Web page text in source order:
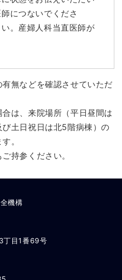
につないでくださ
。産婦人科当直医師が
無などを確認させていただ
は、来院場所（平日昼間は
土日祝日は北5階病棟）の
。
持参ください。
機構
丁目1番69号